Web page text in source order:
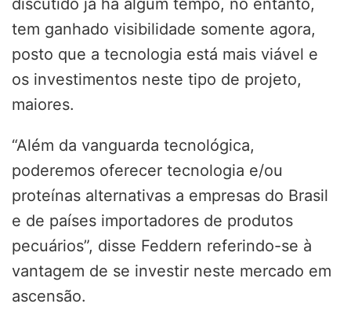
discutido já há algum tempo, no entanto,
tem ganhado visibilidade somente agora,
posto que a tecnologia está mais viável e
os investimentos neste tipo de projeto,
maiores.
“Além da vanguarda tecnológica,
poderemos oferecer tecnologia e/ou
proteínas alternativas a empresas do Brasil
e de países importadores de produtos
pecuários”, disse Feddern referindo-se à
vantagem de se investir neste mercado em
ascensão.